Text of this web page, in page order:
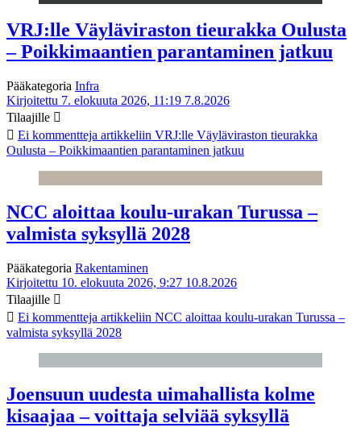
VRJ:lle Väyläviraston tieurakka Oulusta
– Poikkimaantien parantaminen jatkuu
Pääkategoria Infra
Kirjoitettu 7. elokuuta 2026, 11:19 7.8.2026
Tilaajille
Ei kommentteja artikkeliin VRJ:lle Väyläviraston tieurakka
Oulusta – Poikkimaantien parantaminen jatkuu
NCC aloittaa koulu-urakan Turussa –
valmista syksyllä 2028
Pääkategoria Rakentaminen
Kirjoitettu 10. elokuuta 2026, 9:27 10.8.2026
Tilaajille
Ei kommentteja artikkeliin NCC aloittaa koulu-urakan Turussa –
valmista syksyllä 2028
Joensuun uudesta uimahallista kolme
kisaajaa – voittaja selviää syksyllä